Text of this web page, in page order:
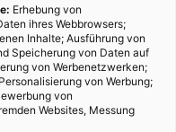
Erhebung von
ihres Webbrowsers;
Inhalte; Ausführung von
Speicherung von Daten auf
von Werbenetzwerken;
von Werbung;
von
Websites, Messung